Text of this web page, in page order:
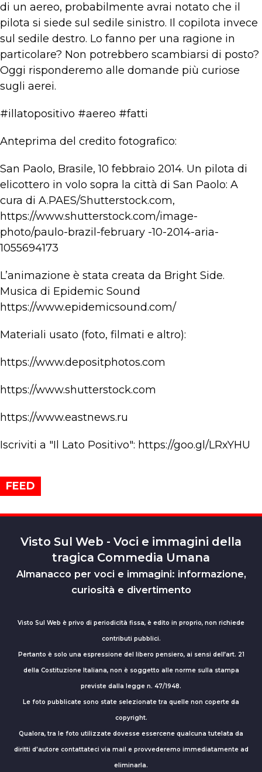
di un aereo, probabilmente avrai notato che il
pilota si siede sul sedile sinistro. Il copilota invece
sul sedile destro. Lo fanno per una ragione in
particolare? Non potrebbero scambiarsi di posto?
Oggi risponderemo alle domande più curiose
sugli aerei.
#illatopositivo #aereo #fatti
Anteprima del credito fotografico:
San Paolo, Brasile, 10 febbraio 2014. Un pilota di
elicottero in volo sopra la città di San Paolo: A
cura di A.PAES/Shutterstock.com,
https://www.shutterstock.com/image-
photo/paulo-brazil-february -10-2014-aria-
1055694173
L’animazione è stata creata da Bright Side.
Musica di Epidemic Sound
https://www.epidemicsound.com/
Materiali usato (foto, filmati e altro):
https://www.depositphotos.com
https://www.shutterstock.com
https://www.eastnews.ru
Iscriviti a "Il Lato Positivo": https://goo.gl/LRxYHU
FEED
Visto Sul Web - Voci e immagini della
tragica Commedia Umana
Almanacco per voci e immagini: informazione,
curiosità e divertimento
Visto Sul Web è privo di periodicità fissa, è edito in proprio, non richiede
contributi pubblici.
Pertanto è solo una espressione del libero pensiero, ai sensi dell’art. 21
della Costituzione Italiana, non è soggetto alle norme sulla stampa
previste dalla legge n. 47/1948.
Le foto pubblicate sono state selezionate tra quelle non coperte da
copyright.
Qualora, tra le foto utilizzate dovesse essercene qualcuna tutelata da
diritti d'autore contattateci via mail e provvederemo immediatamente ad
eliminarla.